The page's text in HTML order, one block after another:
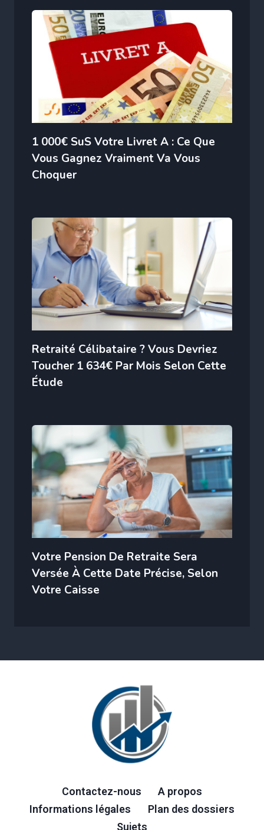
1 000€ SuS Votre Livret A : Ce Que
Vous Gagnez Vraiment Va Vous
Choquer
Retraité Célibataire ? Vous Devriez
Toucher 1 634€ Par Mois Selon Cette
Étude
Votre Pension De Retraite Sera
Versée À Cette Date Précise, Selon
Votre Caisse
Contactez-nous
A propos
Informations légales
Plan des dossiers
Sujets